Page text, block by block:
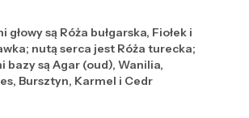
głowy są Róża bułgarska, Fiołek i
nutą serca jest Róża turecka;
bazy są Agar (oud), Wanilia,
Bursztyn, Karmel i Cedr